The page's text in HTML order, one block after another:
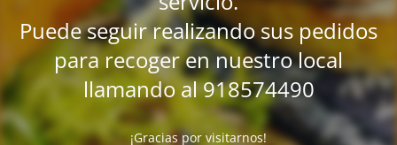
Puede seguir realizando sus pedidos
para recoger en nuestro local
llamando al 918574490
¡Gracias por visitarnos!